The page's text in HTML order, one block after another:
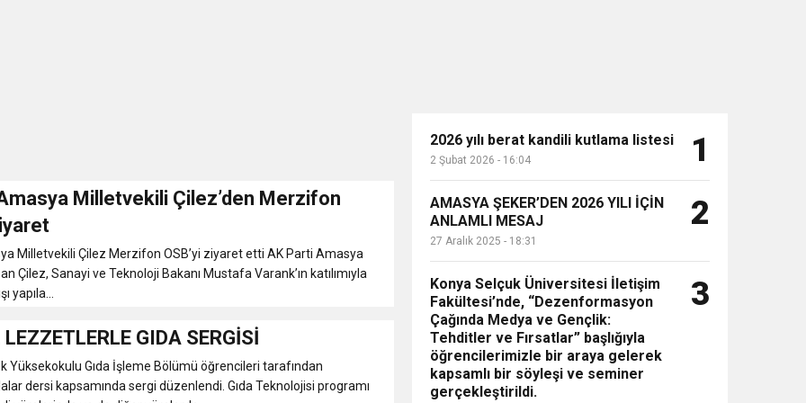
“Amasya’nın Gururları: Dereceye Giren Öğrenciler İçin Anlamlı Tören”
Festivali
listesi
Milletvekili Çilez’den Merzifon
Milletvekili Çilez Merzifon OSB’yi ziyaret etti AK Parti Amasya
Çilez, Sanayi ve Teknoloji Bakanı Mustafa Varank’ın katılımıyla
yapıla...
LEZZETLERLE GIDA SERGİSİ
Yüksekokulu Gıda İşleme Bölümü öğrencileri tarafından
dersi kapsamında sergi düzenlendi. Gıda Teknolojisi programı
2026 yılı berat kandili kutlama listesi
2 Şubat 2026 - 16:04 1
AMASYA ŞEKER’DEN 2026 YILI İÇİN
ANLAMLI MESAJ
27 Aralık 2025 - 18:31
2
Konya Selçuk Üniversitesi İletişim
Fakültesi’nde, “Dezenformasyon
Çağında Medya ve Gençlik:
Tehditler ve Fırsatlar” başlığıyla
öğrencilerimizle bir araya gelerek
kapsamlı bir söyleşi ve seminer
gerçekleştirildi.
3